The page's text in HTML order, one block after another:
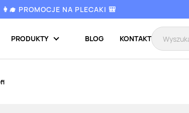
👩‍🎓 PROMOCJE NA PLECAKI 🎒
PRODUKTY BLOG KONTAKT